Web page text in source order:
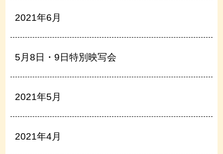
2021年6月
5月8日・9日特別映写会
2021年5月
2021年4月